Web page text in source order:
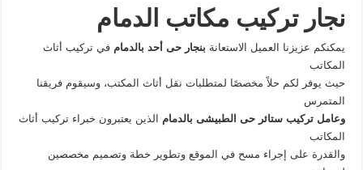
نجار تركيب مكاتب الدمام
يمكنكم عزيزنا العميل الاستعانة بنجار حى أحد بالدمام في تركيب أثاث
المكاتب
حيث يوفر لكم حلاً مخصصًا لمتطلبات نقل أثاث المكتب، وسيقوم فريقنا
المتمرس
وعامل تركيب ستائر حى الطبيشى بالدمام الذين يعتبرون خبراء تركيب أثاث
المكاتب
والقدرة على إجراء مسح في الموقع وتطوير خطة وتصميم مخصصين